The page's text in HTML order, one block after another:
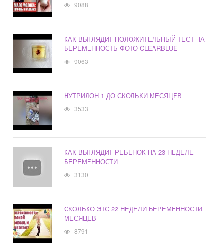
9088
КАК ВЫГЛЯДИТ ПОЛОЖИТЕЛЬНЫЙ ТЕСТ НА
БЕРЕМЕННОСТЬ ФОТО CLEARBLUE
9063
НУТРИЛОН 1 ДО СКОЛЬКИ МЕСЯЦЕВ
3533
КАК ВЫГЛЯДИТ РЕБЕНОК НА 23 НЕДЕЛЕ
БЕРЕМЕННОСТИ
3130
СКОЛЬКО ЭТО 22 НЕДЕЛИ БЕРЕМЕННОСТИ
МЕСЯЦЕВ
8791